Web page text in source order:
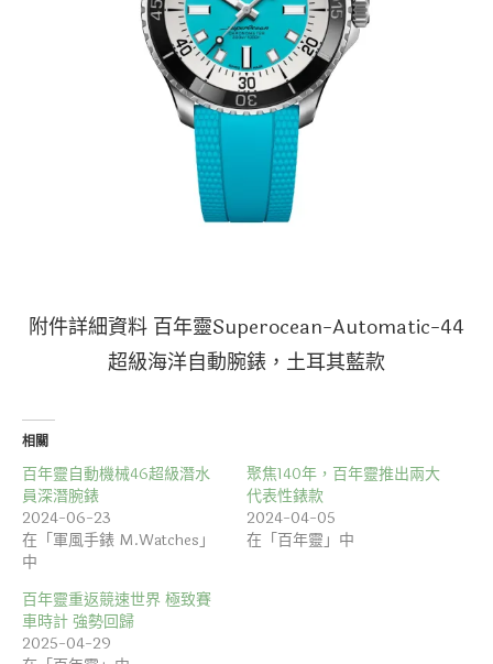
附件詳細資料 百年靈Superocean-Automatic-44
超級海洋自動腕錶，土耳其藍款
相關
百年靈自動機械46超級潛水
員深潛腕錶
2024-06-23
在「軍風手錶 M.Watches」
中
聚焦140年，百年靈推出兩大
代表性錶款
2024-04-05
在「百年靈」中
百年靈重返競速世界 極致賽
車時計 強勢回歸
2025-04-29